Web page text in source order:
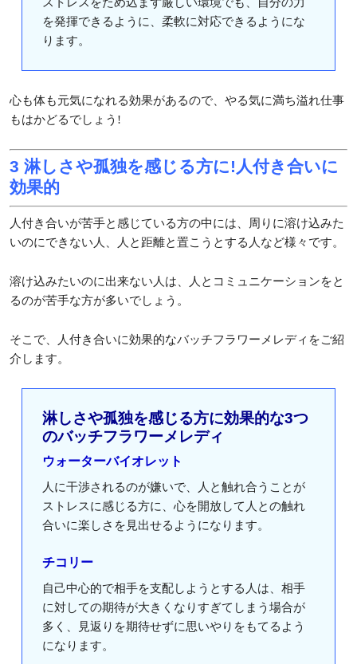
を発揮できるように、柔軟に対応できるようにな
ります。
心も体も元気になれる効果があるので、やる気に満ち溢れ仕事
もはかどるでしょう!
3 淋しさや孤独を感じる方に!人付き合いに
効果的
人付き合いが苦手と感じている方の中には、周りに溶け込みた
いのにできない人、人と距離と置こうとする人など様々です。
溶け込みたいのに出来ない人は、人とコミュニケーションをと
るのが苦手な方が多いでしょう。
そこで、人付き合いに効果的なバッチフラワーメレディをご紹
介します。
淋しさや孤独を感じる方に効果的な3つ
のバッチフラワーメレディ
ウォーターバイオレット
人に干渉されるのが嫌いで、人と触れ合うことが
ストレスに感じる方に、心を開放して人との触れ
合いに楽しさを見出せるようになります。
チコリー
自己中心的で相手を支配しようとする人は、相手
に対しての期待が大きくなりすぎてしまう場合が
多く、見返りを期待せずに思いやりをもてるよう
になります。